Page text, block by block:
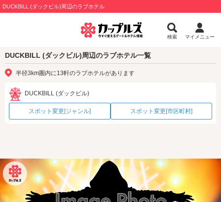
DUCKBILL (ダックビル)周辺のラブホテル
検索 マイメニュー
DUCKBILL (ダックビル)周辺のラブホテル一覧
半径3km圏内に13軒のラブホテルがあります
DUCKBILL (ダックビル)
スポット変更[ジャンル] スポット変更[市区町村]